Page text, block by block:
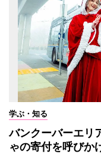
学ぶ・知る
バンクーバーエ
ゃの寄付を呼びか